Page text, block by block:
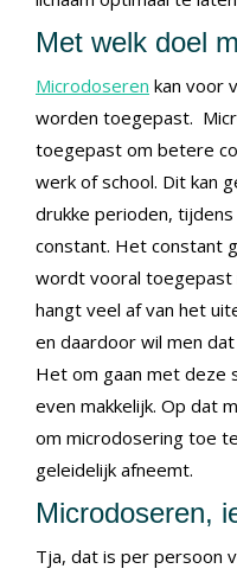
Met welk doel
Microdoseren kan voor
worden toegepast.
toegepast om betere
werk of school. Dit kan
drukke perioden,
constant. Het constant
wordt vooral toegepast
hangt veel af van het
en daardoor wil men
Het om gaan met deze
even makkelijk. Op dat
om microdosering toe
geleidelijk afneemt.
Microdoseren,
Tja, dat is per persoon